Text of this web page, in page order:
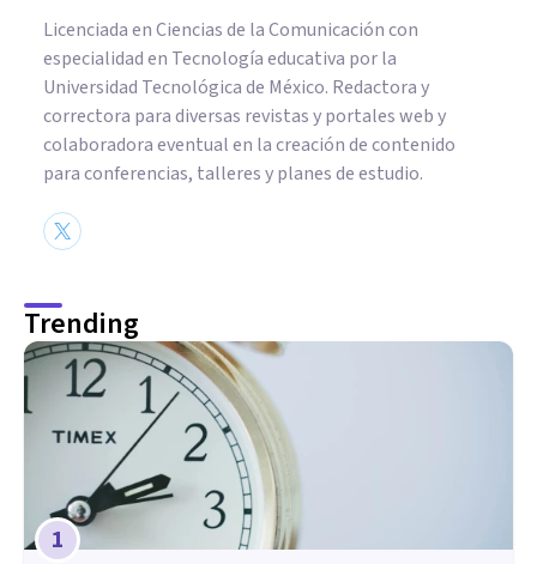
Licenciada en Ciencias de la Comunicación con
especialidad en Tecnología educativa por la
Universidad Tecnológica de México. Redactora y
correctora para diversas revistas y portales web y
colaboradora eventual en la creación de contenido
para conferencias, talleres y planes de estudio.
Trending
1